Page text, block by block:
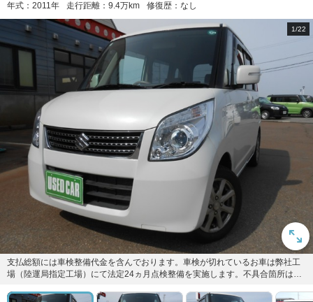
年式： 2011年 走行距離： 9.4万km 修復歴： なし
1/22
支払総額には車検整備代金を含んでおります。車検が切れているお車は弊社工
場（陸運局指定工場）にて法定24ヵ月点検整備を実施します。不具合箇所は修